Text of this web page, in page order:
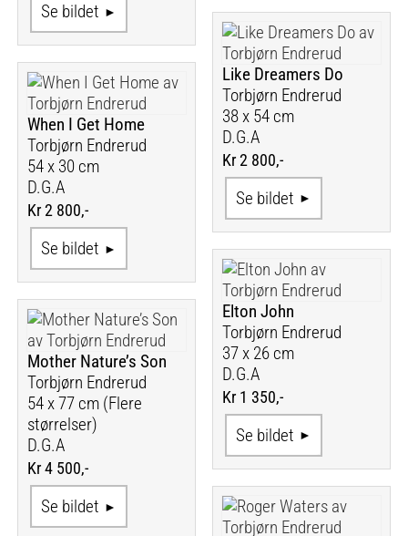
Se bildet
Like Dreamers Do
Torbjørn Endrerud
38 x 54 cm
D.G.A
Kr 2 800,-
Se bildet
When I Get Home
Torbjørn Endrerud
54 x 30 cm
D.G.A
Kr 2 800,-
Se bildet
Elton John
Torbjørn Endrerud
37 x 26 cm
D.G.A
Kr 1 350,-
Se bildet
Mother Nature’s Son
Torbjørn Endrerud
54 x 77 cm (Flere
størrelser)
D.G.A
Kr 4 500,-
Se bildet